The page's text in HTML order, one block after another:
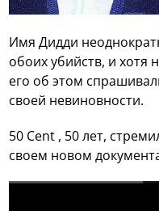
Имя Дидди
обоих убийств, и хотя
его об этом
своей невиновности.
50 Cent , 50 лет,
своем новом